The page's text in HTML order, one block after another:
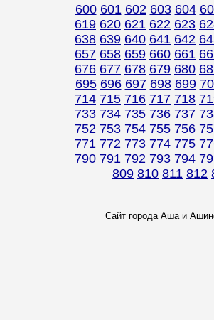
600 601 602 603 604
619 620 621 622 623
638 639 640 641 642
657 658 659 660 661
676 677 678 679 680
695 696 697 698 699
714 715 716 717 718
733 734 735 736 737
752 753 754 755 756
771 772 773 774 775
790 791 792 793 794
809 810 811 812
Сайт города Аша и